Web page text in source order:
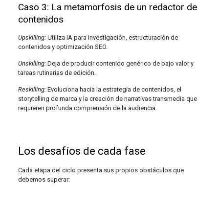
Caso 3: La metamorfosis de un redactor de
contenidos
Upskilling:Utiliza IA para investigación, estructuración de
contenidos y optimización SEO.
Unskilling:Deja de producir contenido genérico de bajo valor y
tareas rutinarias de edición.
Reskilling:Evoluciona hacia la estrategia de contenidos, el
storytelling de marca y la creación de narrativas transmedia que
requieren profunda comprensión de la audiencia.
Los desafíos de cada fase
Cada etapa del ciclo presenta sus propios obstáculos que
debemos superar: